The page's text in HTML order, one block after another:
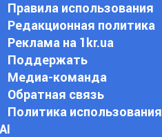
Правила использования
Редакционная политика
Реклама на 1kr.ua
Поддержать
Медиа-команда
Обратная связь
Политика использования
АI